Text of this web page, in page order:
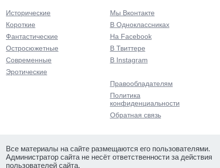
Исторические
Короткие
Фантастические
Остросюжетные
Современные
Эротические
Мы Вконтакте
В Одноклассниках
На Facebook
В Твиттере
В Instagram
Правообладателям
Политика
конфиденциальности
Обратная связь
Все материалы на сайте размещаются его пользователями.
Администратор сайта не несёт ответственности за действия
пользователей сайта.